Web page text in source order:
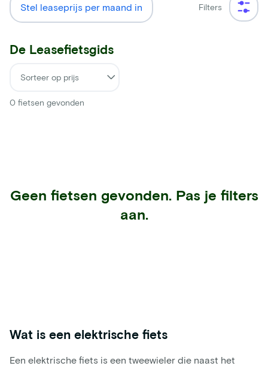
Stel leaseprijs per maand in Filters
De Leasefietsgids
0 fietsen gevonden
Geen fietsen gevonden. Pas je filters
aan.
Wat is een elektrische fiets
Een elektrische fiets is een tweewieler die naast het